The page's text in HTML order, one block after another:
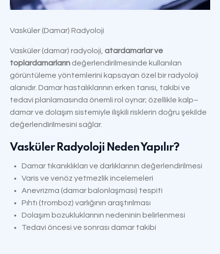
Vasküler (Damar) Radyoloji
Vasküler (damar) radyoloji, atardamarlar ve
toplardamarların değerlendirilmesinde kullanılan
görüntüleme yöntemlerini kapsayan özel bir radyoloji
alanıdır. Damar hastalıklarının erken tanısı, takibi ve
tedavi planlamasında önemli rol oynar; özellikle kalp–
damar ve dolaşım sistemiyle ilişkili risklerin doğru şekilde
değerlendirilmesini sağlar.
Vasküler Radyoloji Neden Yapılır?
Damar tıkanıklıkları ve darlıklarının değerlendirilmesi
Varis ve venöz yetmezlik incelemeleri
Anevrizma (damar balonlaşması) tespiti
Pıhtı (tromboz) varlığının araştırılması
Dolaşım bozukluklarının nedeninin belirlenmesi
Tedavi öncesi ve sonrası damar takibi